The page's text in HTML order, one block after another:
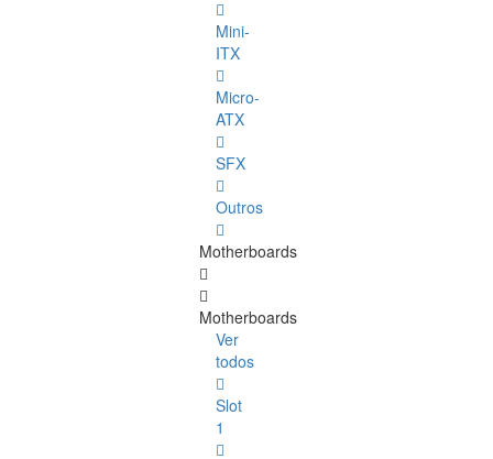
Mini-
ITX
Micro-
ATX
SFX
Outros
Motherboards
Motherboards
Ver
todos
Slot
1